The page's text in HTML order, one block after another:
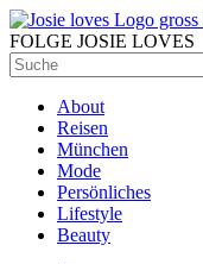
FOLGE JOSIE LOVES
About
Reisen
München
Mode
Persönliches
Lifestyle
Beauty